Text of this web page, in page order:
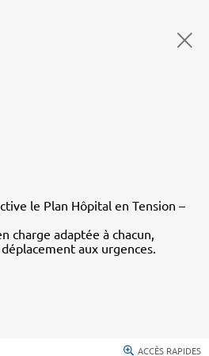
le Plan Hôpital en Tension –
charge adaptée à chacun,
aux urgences.
ACCÈS RAPIDES